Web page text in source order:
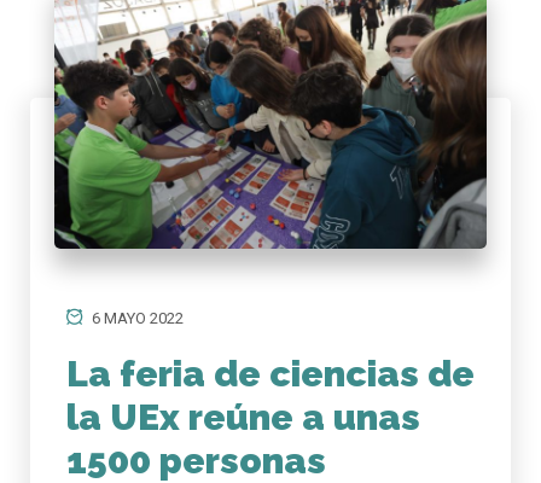
6 MAYO 2022
La feria de ciencias de
la UEx reúne a unas
1500 personas